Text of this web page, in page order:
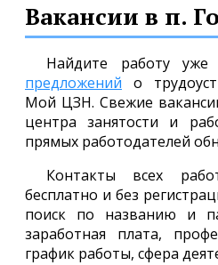
Вакансии в п.
Найдите работу уже
предложений о
Мой ЦЗН. Свежие
центра занятости и
прямых работодателей
Контакты всех
бесплатно и без
поиск по названию и
заработная плата,
график работы, сфера